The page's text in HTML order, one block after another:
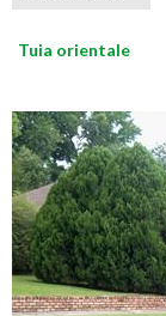
Tuia orientale